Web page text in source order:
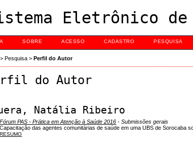
Eletrônico
SOBRE ACESSO CADASTRO PESQUISA
>Pesquisa >Perfil do Autor
do Autor
Natália Ribeiro
Fórum PAS - Prática em Atenção à Saúde 2016 - Submissões gerais
Capacitação das agentes comunitárias de saúde em uma UBS de Sorocaba
RESUMO